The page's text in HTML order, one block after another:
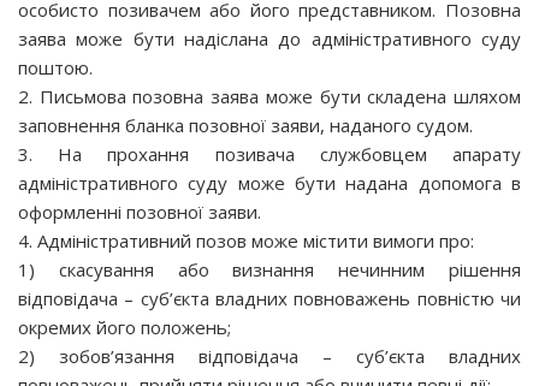
особисто позивачем або його представником. Позовна
заява може бути надіслана до адміністративного суду
поштою.
2. Письмова позовна заява може бути складена шляхом
заповнення бланка позовної заяви, наданого судом.
3. На прохання позивача службовцем апарату
адміністративного суду може бути надана допомога в
оформленні позовної заяви.
4. Адміністративний позов може містити вимоги про:
1) скасування або визнання нечинним рішення
відповідача – суб’єкта владних повноважень повністю чи
окремих його положень;
2) зобов’язання відповідача – суб’єкта владних